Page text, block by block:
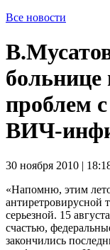
Все новости
проблем
ВИЧ-
30 ноября 2010 |
«Напомню, этим
антиретровирусной
серьезной. 15
счастью,
закончились